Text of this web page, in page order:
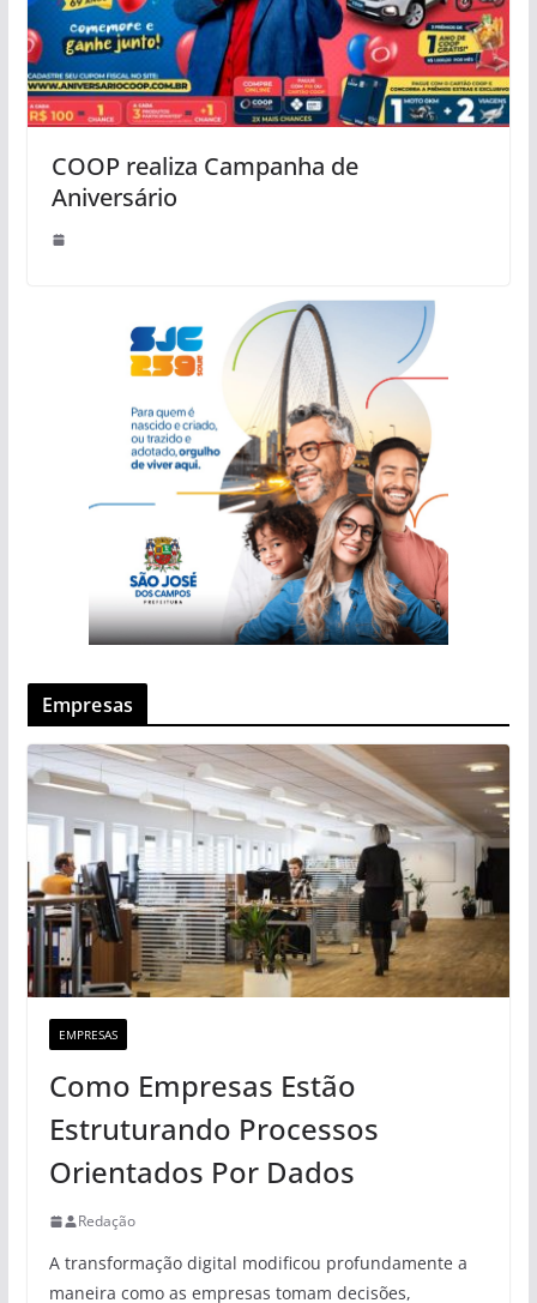
COOP realiza Campanha de
Aniversário
Empresas
EMPRESAS
Como Empresas Estão
Estruturando Processos
Orientados Por Dados
Redação
A transformação digital modificou profundamente a
maneira como as empresas tomam decisões,